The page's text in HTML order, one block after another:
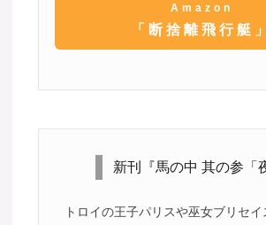
Amazon
「断捨離飛行艇」
新刊『馬の中 其の参「
トロイの王子パリスや巫女ブリセ